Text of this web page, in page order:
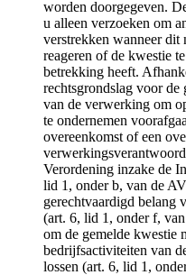
worden doorgegeven.
u alleen verzoeken om
verstrekken wanneer
reageren of de kwestie
betrekking heeft.
rechtsgrondslag voor de
van de verwerking om
te ondernemen
overeenkomst of een
Verordening inzake de
lid 1, onder b, van de
gerechtvaardigd belang
(art. 6, lid 1, onder f,
om de gemelde kwestie
bedrijfsactiviteiten van
lossen (art. 6, lid 1,